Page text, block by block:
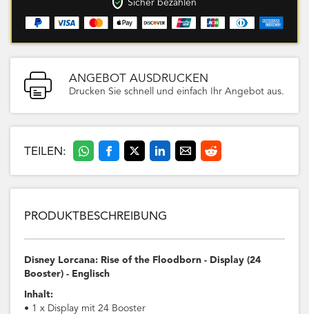
Sicher bezahlen
ANGEBOT AUSDRUCKEN
Drucken Sie schnell und einfach Ihr Angebot aus.
TEILEN:
PRODUKTBESCHREIBUNG
Disney Lorcana: Rise of the Floodborn - Display (24
Booster) - Englisch
Inhalt:
• 1 x Display mit 24 Booster